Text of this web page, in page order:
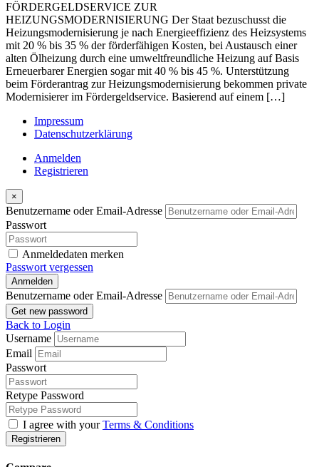
FÖRDERGELDSERVICE ZUR
HEIZUNGSMODERNISIERUNG Der Staat bezuschusst die
Heizungsmodernisierung je nach Energieeffizienz des Heizsystems
mit 20 % bis 35 % der förderfähigen Kosten, bei Austausch einer
alten Ölheizung durch eine umweltfreundliche Heizung auf Basis
Erneuerbarer Energien sogar mit 40 % bis 45 %. Unterstützung
beim Förderantrag zur Heizungsmodernisierung bekommen private
Modernisierer im Fördergeldservice. Basierend auf einem […]
Impressum
Datenschutzerklärung
Anmelden
Registrieren
×
Benutzername oder Email-Adresse
Passwort
Anmeldedaten merken
Passwort vergessen
Anmelden
Benutzername oder Email-Adresse
Get new password
Back to Login
Username
Email
Passwort
Retype Password
I agree with yourTerms & Conditions
Registrieren